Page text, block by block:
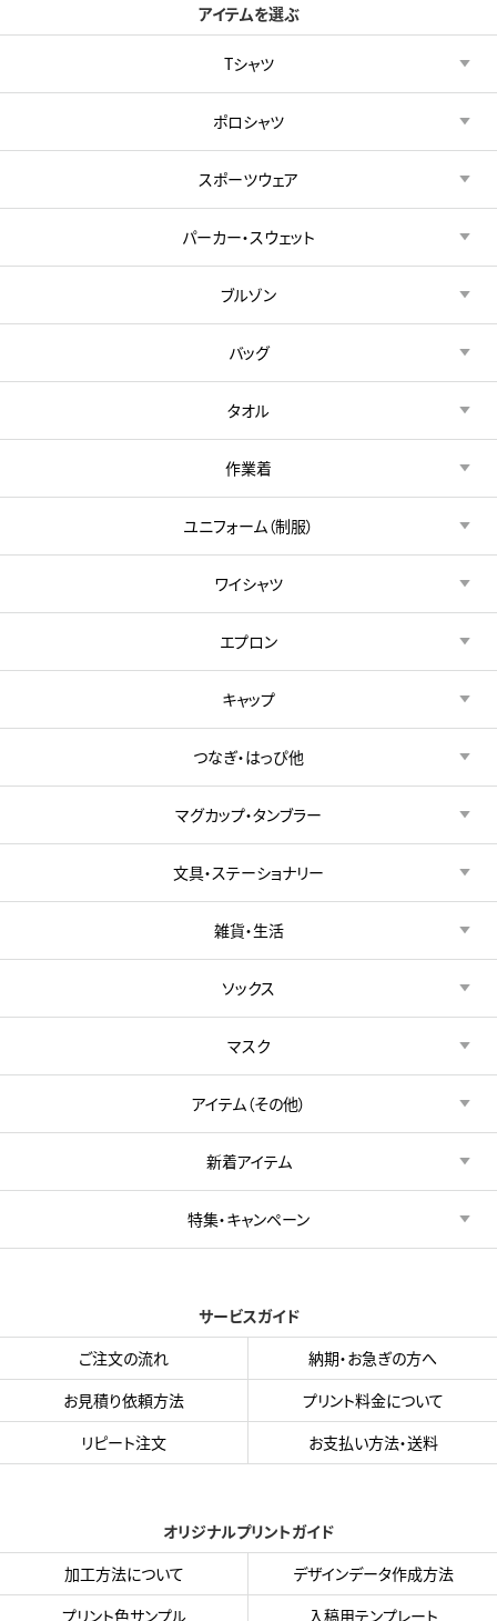
アイテムを選ぶ
Tシャツ
ポロシャツ
スポーツウェア
パーカー・スウェット
ブルゾン
バッグ
タオル
作業着
ユニフォーム（制服）
ワイシャツ
エプロン
キャップ
つなぎ・はっぴ他
マグカップ・タンブラー
文具・ステーショナリー
雑貨・生活
ソックス
マスク
アイテム（その他）
新着アイテム
特集・キャンペーン
サービスガイド
ご注文の流れ
納期・お急ぎの方へ
お見積り依頼方法
プリント料金について
リピート注文
お支払い方法・送料
オリジナルプリントガイド
加工方法について
デザインデータ作成方法
プリント色サンプル
入稿用テンプレート